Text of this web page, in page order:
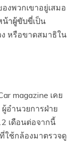
งพวกเขาอยู่เสมอ
น้าผู้ขับขี่เป็น
หรือขาดสมาธิใน
magazine เคย
อำนวยการฝ่าย
เดือนต่อจากนี้
ใช้กล้องมาตรวจดู